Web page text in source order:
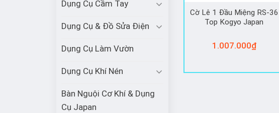
Dụng Cụ Cầm Tay
Dụng Cụ & Đồ Sửa Điện
Dụng Cụ Làm Vườn
Dụng Cụ Khí Nén
Bàn Nguội Cơ Khí & Dụng
Cụ Japan
Cờ Lê 1 Đầu Miệng RS-36
Top Kogyo Japan
1.007.000₫